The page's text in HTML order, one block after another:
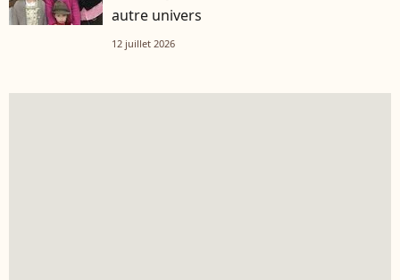
autre univers
12 juillet 2026